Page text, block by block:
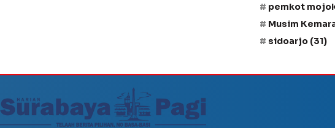
pemkot
Musim
sidoarjo (31)